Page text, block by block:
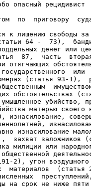
опасный рецидивист
по  приговору
к лишению свободы
64 -  73),
денег или
87,  часть
отягчающих
или
(статья 93-1),
обстоятельствах
убийство,
матерью своего
изнасилование,
изнасилование
захват заложников
милиции или
2), угон
материалов  (статья